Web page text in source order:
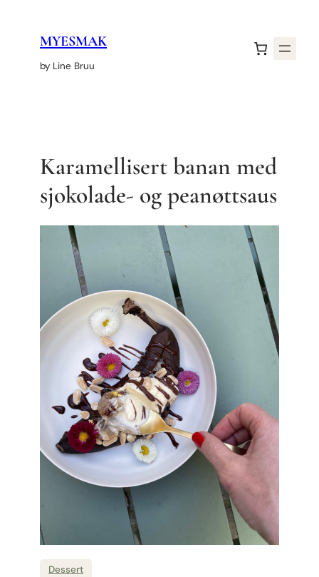
innholdMYESMAK
by Line Bruu
Karamellisert banan med
sjokolade- og peanøttsaus
Dessert